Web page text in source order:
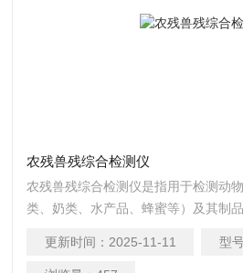
农残兽残综合检测仪
农残兽残综合检测仪是指用于检测动
类、奶类、水产品、蜂蜜等）及其制
备。
更新时间： 2025-11-11 型